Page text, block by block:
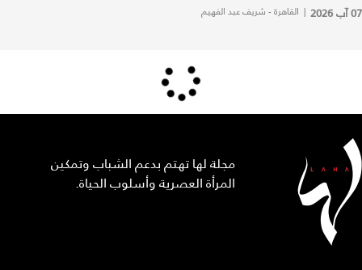
07 آب 2026 | القاهرة - شريف عبد الفهيم
مجلة لها تهتم بدعم الشباب وتمكين
المرأة العصرية وأسلوب الحياة.